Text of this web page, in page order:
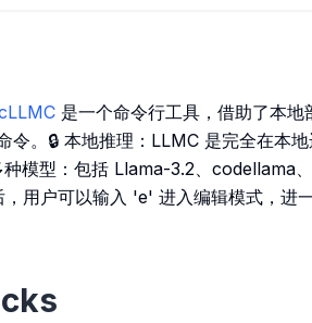
是一个命令行工具，借助了本
。🔒 本地推理：LLMC 是完全在本
模型：包括 Llama-3.2、codellama
用户可以输入 'e' 进入编辑模式，进一